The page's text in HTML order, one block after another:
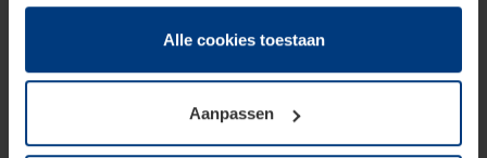
dienstverlening hebben verzameld.
Juridisch zijn wij gerechtigd om cookies op uw computer
onze pagina's absoluut noodzakelijk is. Voor alle andere
soorten cookies is uw toestemming vereist. Uw
toestemming kunt u op elk moment bij de uitleg van de
Alle cookies toestaan
Aanpassen